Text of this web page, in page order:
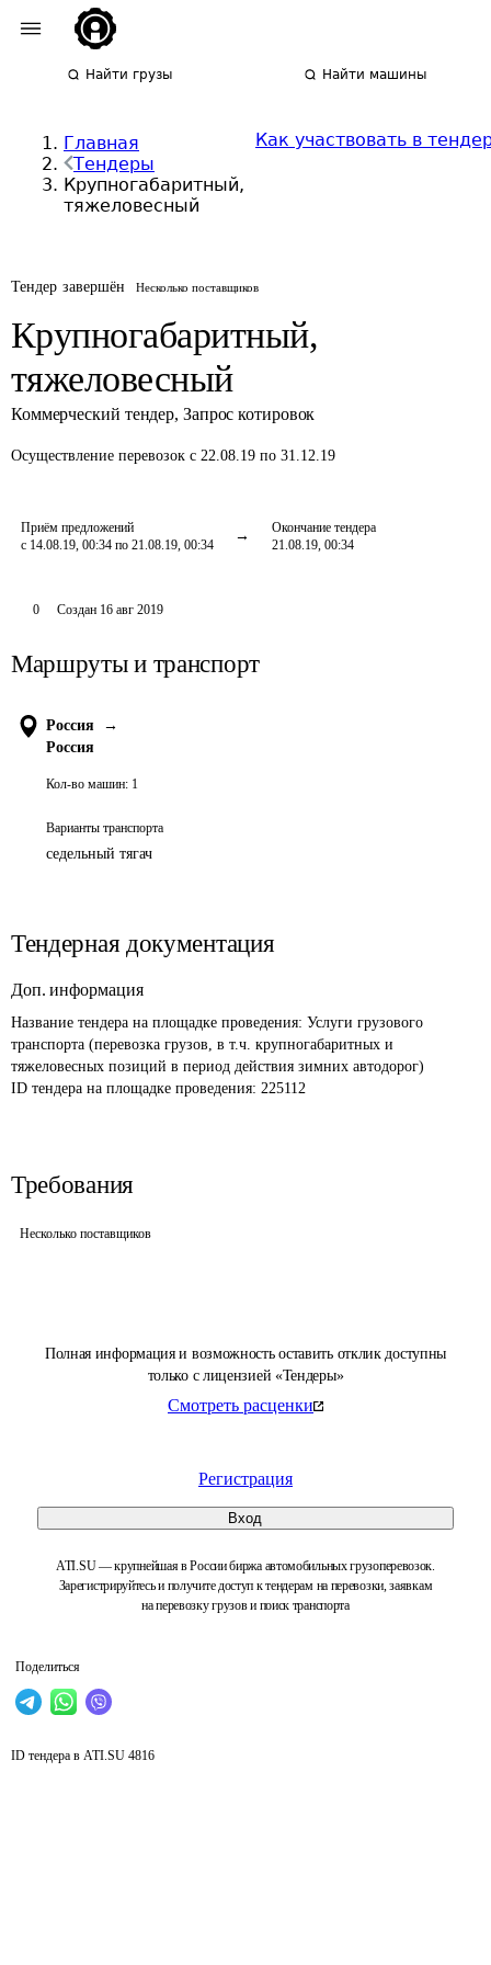
Найти грузы Найти машины
Главная
Тендеры
Крупногабаритный,
тяжеловесный
Как участвовать в
Тендер завершён Несколько поставщиков
Крупногабаритный,
тяжеловесный
Коммерческий тендер, Запрос котировок
Осуществление перевозок с 22.08.19 по 31.12.19
Приём предложений
с 14.08.19, 00:34 по 21.08.19, 00:34
Окончание тендера
21.08.19, 00:34
Полная информация и возможность оставить отклик доступны
только с лицензией «Тендеры»
Смотреть расценки
Регистрация
Вход
ATI.SU — крупнейшая в России биржа автомобильных грузоперевозок.
Зарегистрируйтесь и получите доступ к тендерам на перевозки, заявкам
на перевозку грузов и поиск транспорта
Поделиться
0 Создан 16 авг 2019
Маршруты и транспорт
Россия
→
Россия
Кол-во машин: 1
Варианты транспорта
седельный тягач
Тендерная документация
Доп. информация
Название тендера на площадке проведения: Услуги грузового
транспорта (перевозка грузов, в т.ч. крупногабаритных и
тяжеловесных позиций в период действия зимних автодорог)
ID тендера на площадке проведения: 225112
Требования
Несколько поставщиков
ID тендера в ATI.SU 4816